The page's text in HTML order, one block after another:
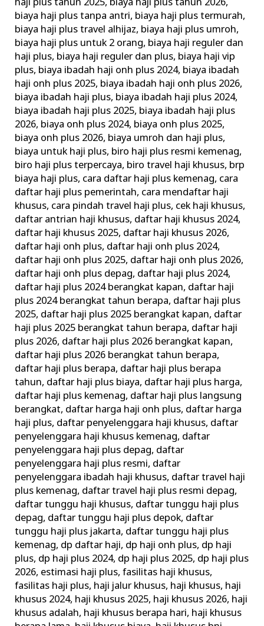
biaya haji plus tanpa antri, biaya haji plus termurah,
biaya haji plus travel alhijaz, biaya haji plus umroh,
biaya haji plus untuk 2 orang, biaya haji reguler dan
haji plus, biaya haji reguler dan plus, biaya haji vip
plus, biaya ibadah haji onh plus 2024, biaya ibadah
haji onh plus 2025, biaya ibadah haji onh plus 2026,
biaya ibadah haji plus, biaya ibadah haji plus 2024,
biaya ibadah haji plus 2025, biaya ibadah haji plus
2026, biaya onh plus 2024, biaya onh plus 2025,
biaya onh plus 2026, biaya umroh dan haji plus,
biaya untuk haji plus, biro haji plus resmi kemenag,
biro haji plus terpercaya, biro travel haji khusus, brp
biaya haji plus, cara daftar haji plus kemenag, cara
daftar haji plus pemerintah, cara mendaftar haji
khusus, cara pindah travel haji plus, cek haji khusus,
daftar antrian haji khusus, daftar haji khusus 2024,
daftar haji khusus 2025, daftar haji khusus 2026,
daftar haji onh plus, daftar haji onh plus 2024,
daftar haji onh plus 2025, daftar haji onh plus 2026,
daftar haji onh plus depag, daftar haji plus 2024,
daftar haji plus 2024 berangkat kapan, daftar haji
plus 2024 berangkat tahun berapa, daftar haji plus
2025, daftar haji plus 2025 berangkat kapan, daftar
haji plus 2025 berangkat tahun berapa, daftar haji
plus 2026, daftar haji plus 2026 berangkat kapan,
daftar haji plus 2026 berangkat tahun berapa,
daftar haji plus berapa, daftar haji plus berapa
tahun, daftar haji plus biaya, daftar haji plus harga,
daftar haji plus kemenag, daftar haji plus langsung
berangkat, daftar harga haji onh plus, daftar harga
haji plus, daftar penyelenggara haji khusus, daftar
penyelenggara haji khusus kemenag, daftar
penyelenggara haji plus depag, daftar
penyelenggara haji plus resmi, daftar
penyelenggara ibadah haji khusus, daftar travel haji
plus kemenag, daftar travel haji plus resmi depag,
daftar tunggu haji khusus, daftar tunggu haji plus
depag, daftar tunggu haji plus depok, daftar
tunggu haji plus jakarta, daftar tunggu haji plus
kemenag, dp daftar haji, dp haji onh plus, dp haji
plus, dp haji plus 2024, dp haji plus 2025, dp haji plus
2026, estimasi haji plus,fasilitas haji khusus,
fasilitas haji plus, haji jalur khusus, haji khusus, haji
khusus 2024, haji khusus 2025, haji khusus 2026, haji
khusus adalah, haji khusus berapa hari, haji khusus